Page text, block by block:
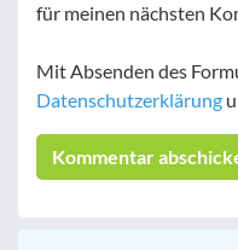
für meinen nächsten
Mit Absenden des
Datenschutzerklärung